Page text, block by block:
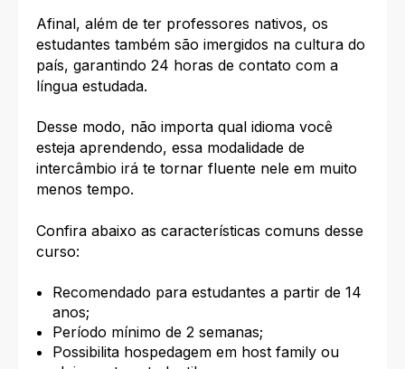
Afinal, além de ter professores nativos, os
estudantes também são imergidos na cultura do
país, garantindo 24 horas de contato com a
língua estudada.
Desse modo, não importa qual idioma você
esteja aprendendo, essa modalidade de
intercâmbio irá te tornar fluente nele em muito
menos tempo.
Confira abaixo as características comuns desse
curso:
Recomendado para estudantes a partir de 14
anos;
Período mínimo de 2 semanas;
Possibilita hospedagem em host family ou